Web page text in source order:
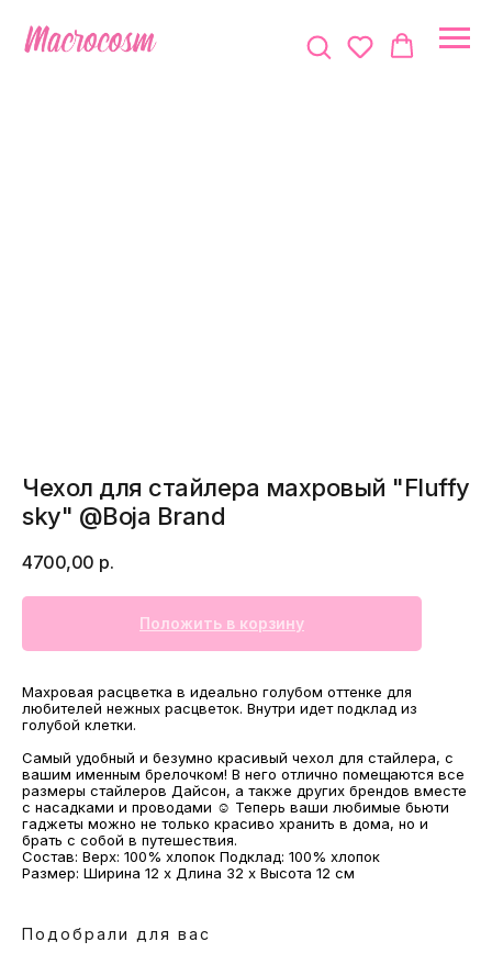
Чехол для стайлера махровый "Fluffy
sky" @Boja Brand
4700,00 р.
Положить в корзину
Махровая расцветка в идеально голубом оттенке для
любителей нежных расцветок. Внутри идет подклад из
голубой клетки.
Самый удобный и безумно красивый чехол для стайлера, с
вашим именным брелочком! В него отлично помещаются все
размеры стайлеров Дайсон, а также других брендов вместе
с насадками и проводами ☺ Теперь ваши любимые бьюти
гаджеты можно не только красиво хранить в дома, но и
брать с собой в путешествия.
Состав: Верх: 100% хлопок Подклад: 100% хлопок
Размер: Ширина 12 х Длина 32 х Высота 12 см
Подобрали для вас
МАГАЗИНЫ
Потрогать, примерить,
ВЛЮБИТЬСЯ И КУПИТЬ
наш бренд вы можете по адресу